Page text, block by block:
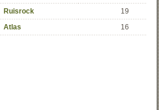
Ruisrock
19
Atlas 16